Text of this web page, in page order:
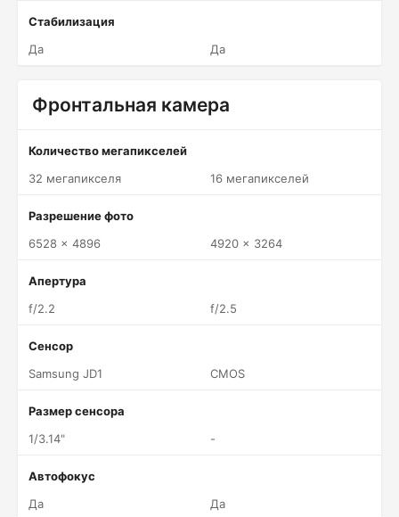
Стабилизация
Да
Да
Фронтальная камера
Количество мегапикселей
32 мегапикселя
16 мегапикселей
Разрешение фото
6528 x 4896
4920 x 3264
Апертура
f/2.2
f/2.5
Сенсор
Samsung JD1
CMOS
Размер сенсора
1/3.14"
-
Автофокус
Да
Да